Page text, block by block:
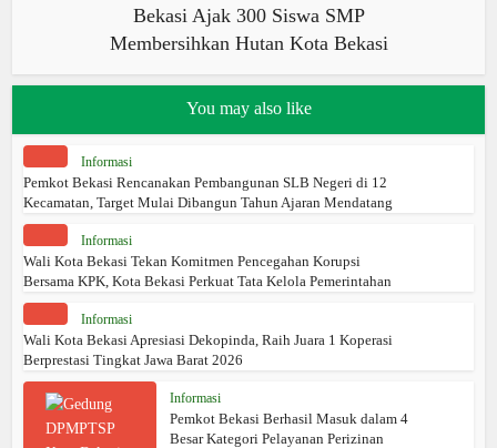
Bekasi Ajak 300 Siswa SMP
Membersihkan Hutan Kota Bekasi
You may also like
Informasi
Pemkot Bekasi Rencanakan Pembangunan SLB Negeri di 12
Kecamatan, Target Mulai Dibangun Tahun Ajaran Mendatang
Informasi
Wali Kota Bekasi Tekan Komitmen Pencegahan Korupsi
Bersama KPK, Kota Bekasi Perkuat Tata Kelola Pemerintahan
Informasi
Wali Kota Bekasi Apresiasi Dekopinda, Raih Juara 1 Koperasi
Berprestasi Tingkat Jawa Barat 2026
Informasi
Pemkot Bekasi Berhasil Masuk dalam 4
Besar Kategori Pelayanan Perizinan